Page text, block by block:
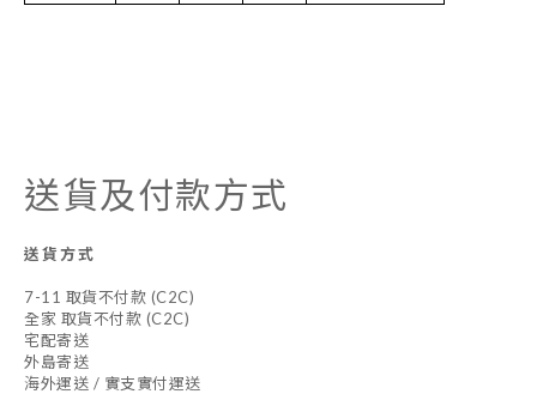
送貨及付款方式
送貨方式
7-11 取貨不付款 (C2C)
全家 取貨不付款 (C2C)
宅配寄送
外島寄送
海外運送 / 實支實付運送